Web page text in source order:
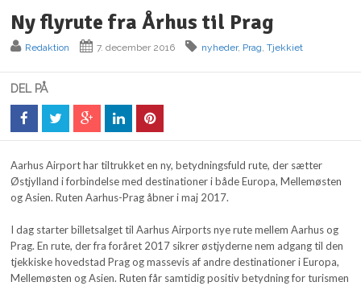
Ny flyrute fra Århus til Prag
Redaktion 7. december 2016 nyheder, Prag ,Tjekkiet
DEL PÅ
Aarhus Airport har tiltrukket en ny, betydningsfuld rute, der sætter
Østjylland i forbindelse med destinationer i både Europa, Mellemøsten
og Asien. Ruten Aarhus-Prag åbner i maj 2017.
I dag starter billetsalget til Aarhus Airports nye rute mellem Aarhus og
Prag. En rute, der fra foråret 2017 sikrer østjyderne nem adgang til den
tjekkiske hovedstad Prag og massevis af andre destinationer i Europa,
Mellemøsten og Asien. Ruten får samtidig positiv betydning for turismen